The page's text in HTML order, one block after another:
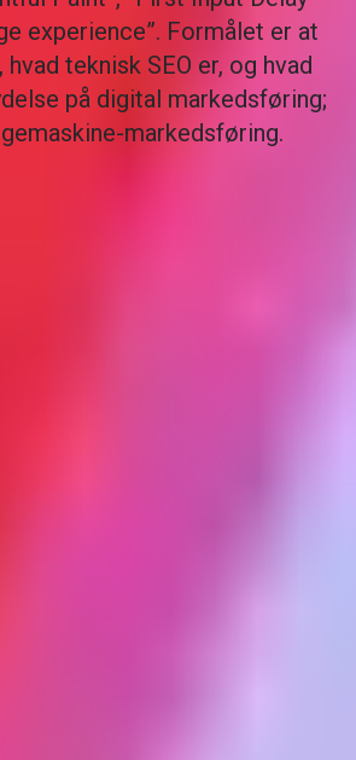
experience”. Formålet er at
teknisk SEO er, og hvad
på digital markedsføring;
markedsføring.